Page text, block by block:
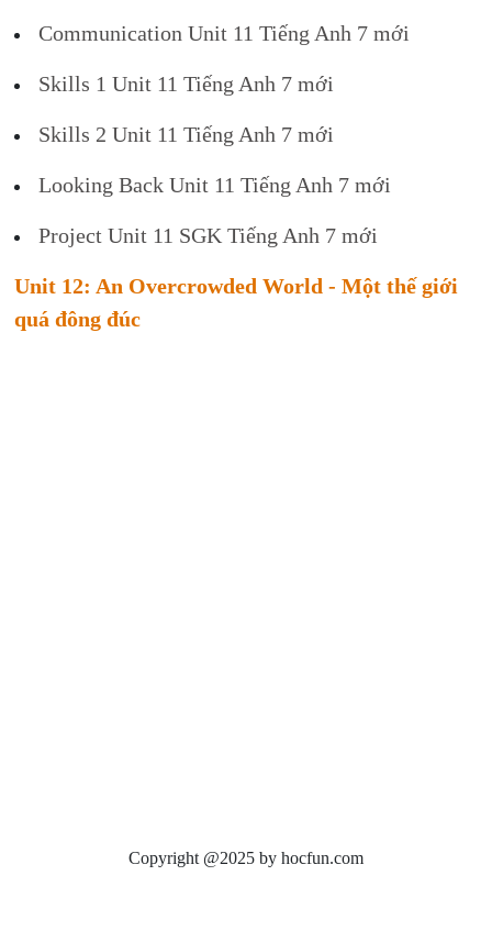
Communication Unit 11 Tiếng Anh 7 mới
Skills 1 Unit 11 Tiếng Anh 7 mới
Skills 2 Unit 11 Tiếng Anh 7 mới
Looking Back Unit 11 Tiếng Anh 7 mới
Project Unit 11 SGK Tiếng Anh 7 mới
Unit 12: An Overcrowded World - Một thế giới
quá đông đúc
Copyright @2025 by hocfun.com